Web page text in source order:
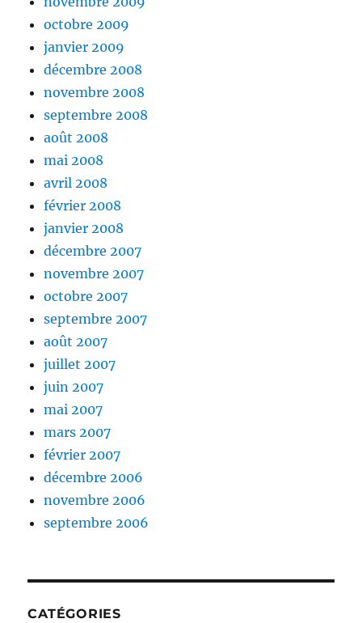
octobre 2009
janvier 2009
décembre 2008
novembre 2008
septembre 2008
août 2008
mai 2008
avril 2008
février 2008
janvier 2008
décembre 2007
novembre 2007
octobre 2007
septembre 2007
août 2007
juillet 2007
juin 2007
mai 2007
mars 2007
février 2007
décembre 2006
novembre 2006
septembre 2006
CATÉGORIES